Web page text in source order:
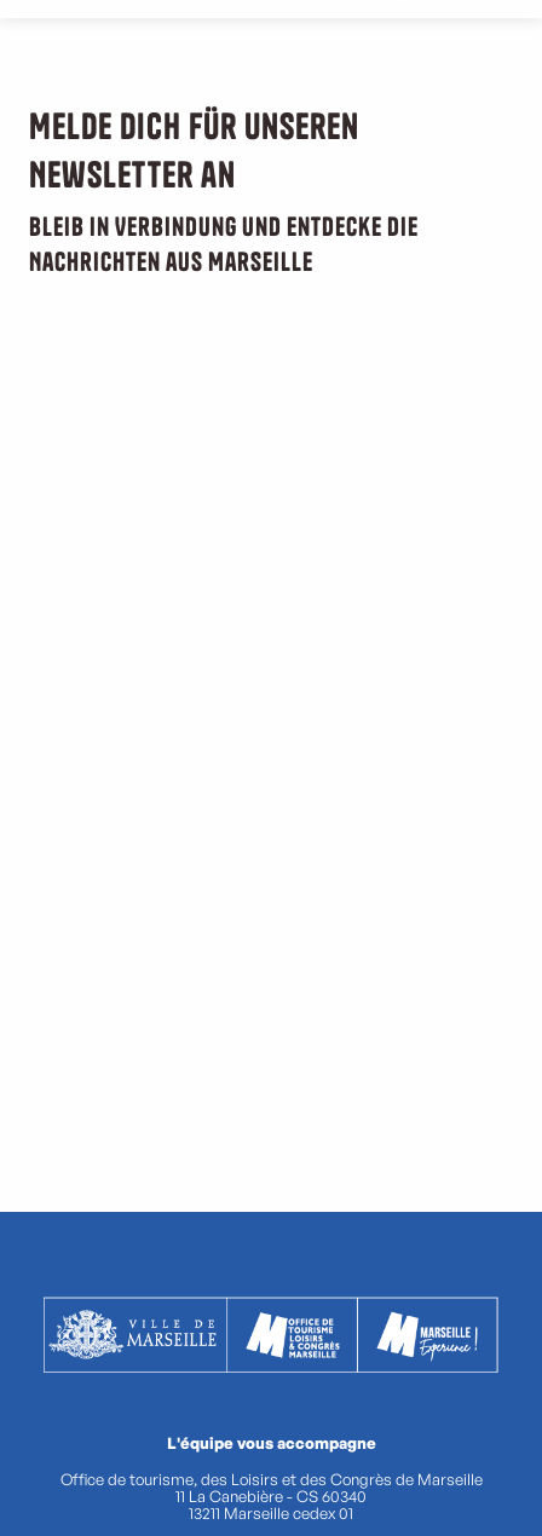
Melde dich für unseren
Newsletter an
Bleib in Verbindung und entdecke die
Nachrichten aus Marseille
L'équipe vous accompagne
Office de tourisme, des Loisirs et des Congrès de Marseille
11 La Canebière - CS 60340
13211 Marseille cedex 01